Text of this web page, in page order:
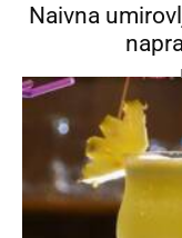
Naivna